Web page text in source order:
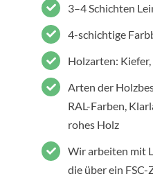
3–4 Schichten
4-schichtige
Holzarten:
Arten der
RAL-Farben,
rohes Holz
Wir arbeiten mit
die über ein